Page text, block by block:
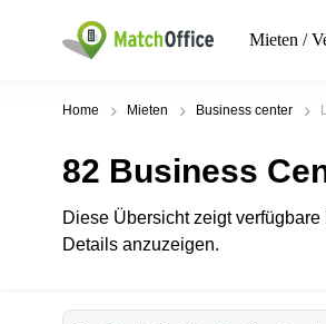
Mieten /
Home Mieten Business center
82 Business
Diese Übersicht zeigt
Details anzuzeigen.